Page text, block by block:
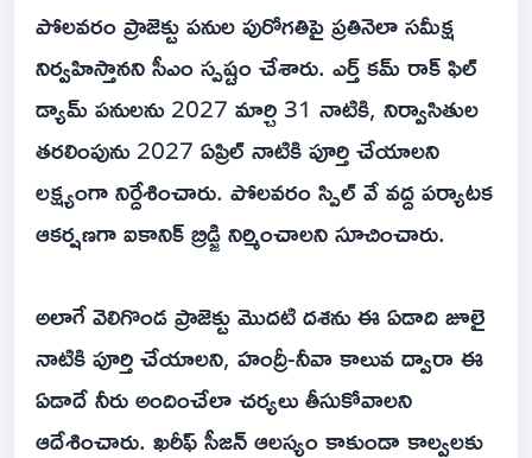
పోలవరం ప్రాజెక్టు పనుల పురోగతిపై ప్రతినెలా సమీక్ష
నిర్వహిస్తానని సీఎం స్పష్టం చేశారు. ఎర్త్ కమ్ రాక్ ఫిల్
డ్యామ్ పనులను 2027 మార్చి 31 నాటికి, నిర్వాసితుల
తరలింపును 2027 ఏప్రిల్ నాటికి పూర్తి చేయాలని
లక్ష్యంగా నిర్దేశించారు. పోలవరం స్పిల్ వే వద్ద పర్యాటక
ఆకర్షణగా ఐకానిక్ బ్రిడ్జి నిర్మించాలని సూచించారు.
అలాగే వెలిగొండ ప్రాజెక్టు మొదటి దశను ఈ ఏడాది జూలై
నాటికి పూర్తి చేయాలని, హంద్రీ-నీవా కాలువ ద్వారా ఈ
ఏడాదే నీరు అందించేలా చర్యలు తీసుకోవాలని
ఆదేశించారు. ఖరీఫ్ సీజన్ ఆలస్యం కాకుండా కాల్వలకు